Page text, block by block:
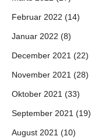
Februar 2022 (14)
Januar 2022 (8)
December 2021 (22)
November 2021 (28)
Oktober 2021 (33)
September 2021 (19)
August 2021 (10)